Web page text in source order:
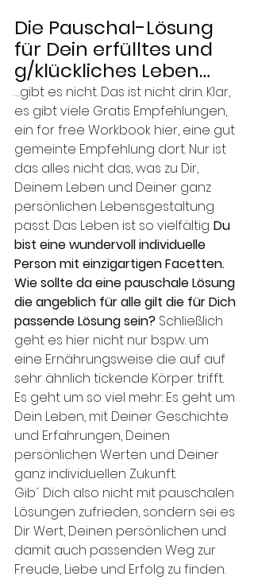
Die Pauschal-Lösung
für Dein erfülltes und
g/klückliches Leben…
…gibt es nicht. Das ist nicht drin. Klar,
es gibt viele Gratis Empfehlungen,
ein for free Workbook hier, eine gut
gemeinte Empfehlung dort. Nur ist
das alles nicht das, was zu Dir,
Deinem Leben und Deiner ganz
persönlichen Lebensgestaltung
passt. Das Leben ist so vielfältig. Du
bist eine wundervoll individuelle
Person mit einzigartigen Facetten.
Wie sollte da eine pauschale Lösung
die angeblich für alle gilt die für Dich
passende Lösung sein? Schließlich
geht es hier nicht nur bspw. um
eine Ernährungsweise die auf auf
sehr ähnlich tickende Körper trifft.
Es geht um so viel mehr: Es geht um
Dein Leben, mit Deiner Geschichte
und Erfahrungen, Deinen
persönlichen Werten und Deiner
ganz individuellen Zukunft.
Gib´ Dich also nicht mit pauschalen
Lösungen zufrieden, sondern sei es
Dir Wert, Deinen persönlichen und
damit auch passenden Weg zur
Freude, Liebe und Erfolg zu finden.